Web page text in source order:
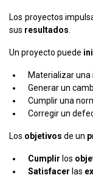
Los proyectos
sus resultados
Un proyecto puede
Materializar una
Generar un
Cumplir una
Corregir un
Los objetivos de un
Cumplir los
Satisfacer las